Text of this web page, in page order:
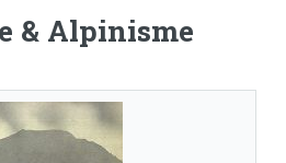
& Alpinisme